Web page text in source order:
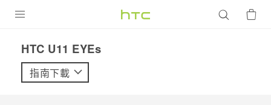
VIVE
HTC U11 EYEs‎
指南下載